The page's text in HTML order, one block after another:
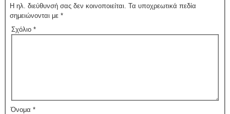
Η ηλ. διεύθυνσή σας δεν κοινοποιείται. Τα υποχρεωτικά πεδία
σημειώνονται με *
Σχόλιο *
Όνομα *